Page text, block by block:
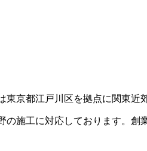
京都江戸川区を拠点に関東近
施工に対応しております。